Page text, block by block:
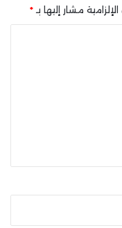
مشار إليها بـ*